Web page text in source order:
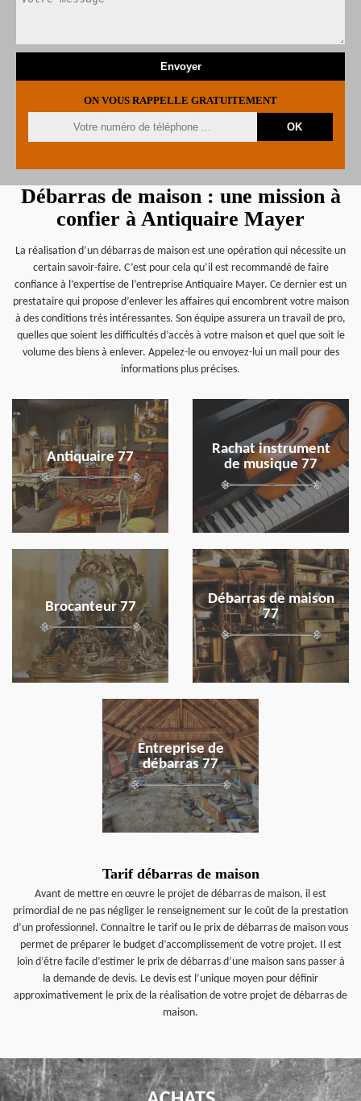
ON VOUS RAPPELLE GRATUITEMENT
Débarras de maison : une mission à
confier à Antiquaire Mayer
La réalisation d’un débarras de maison est une opération qui nécessite un
certain savoir-faire. C’est pour cela qu’il est recommandé de faire
confiance à l’expertise de l’entreprise Antiquaire Mayer. Ce dernier est un
prestataire qui propose d’enlever les affaires qui encombrent votre maison
à des conditions très intéressantes. Son équipe assurera un travail de pro,
quelles que soient les difficultés d’accès à votre maison et quel que soit le
volume des biens à enlever. Appelez-le ou envoyez-lui un mail pour des
informations plus précises.
Antiquaire 77
en savoir plus
Rachat instrument
de musique 77
en savoir plus
Brocanteur 77
en savoir plus
Débarras de maison
77
en savoir plus
Entreprise de
débarras 77
en savoir plus
Tarif débarras de maison
Avant de mettre en œuvre le projet de débarras de maison, il est
primordial de ne pas négliger le renseignement sur le coût de la prestation
d’un professionnel. Connaitre le tarif ou le prix de débarras de maison vous
permet de préparer le budget d’accomplissement de votre projet. Il est
loin d’être facile d’estimer le prix de débarras d’une maison sans passer à
la demande de devis. Le devis est l’unique moyen pour définir
approximativement le prix de la réalisation de votre projet de débarras de
maison.